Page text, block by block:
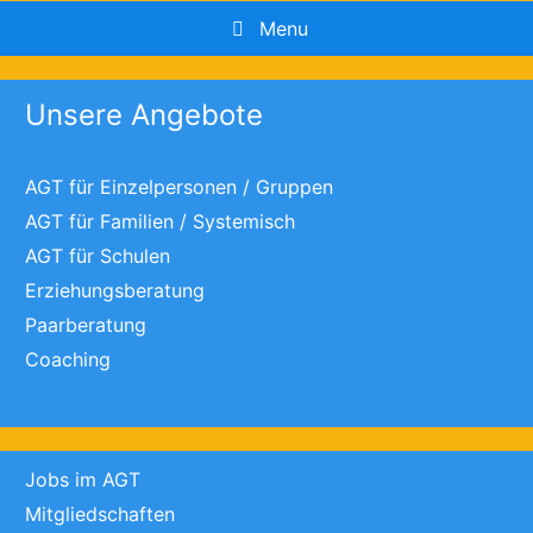
Menu
Unsere Angebote
AGT für Einzelpersonen / Gruppen
AGT für Familien / Systemisch
AGT für Schulen
Erziehungsberatung
Paarberatung
Coaching
Jobs im AGT
Mitgliedschaften